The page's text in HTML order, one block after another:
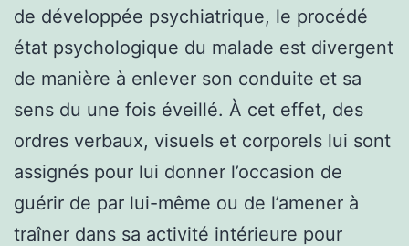
de développée psychiatrique, le procédé
état psychologique du malade est divergent
de manière à enlever son conduite et sa
sens du une fois éveillé. À cet effet, des
ordres verbaux, visuels et corporels lui sont
assignés pour lui donner l’occasion de
guérir de par lui-même ou de l’amener à
traîner dans sa activité intérieure pour